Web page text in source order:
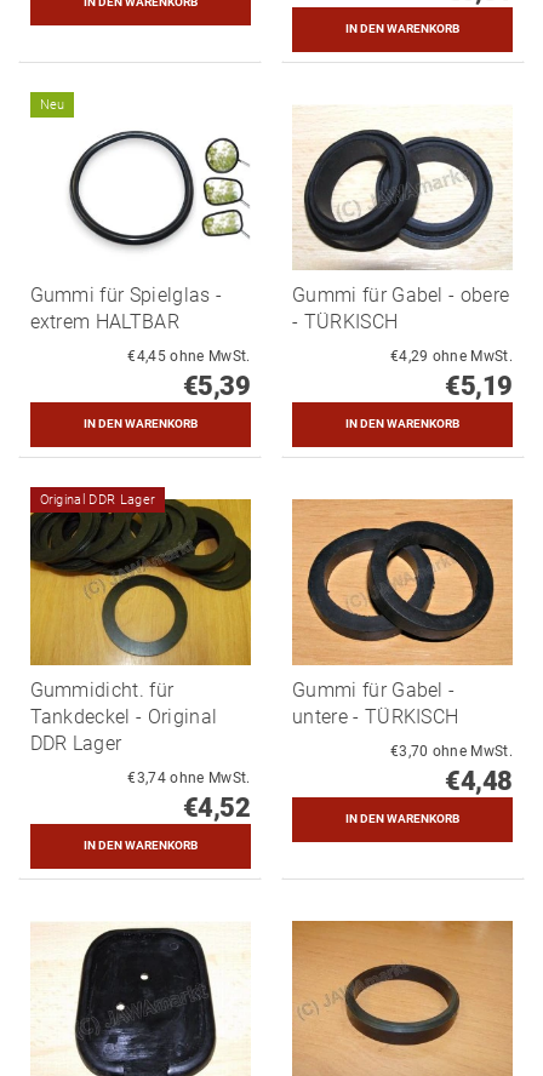
Neu
Gummi für Spielglas -
extrem HALTBAR
€4,45 ohne MwSt.
€5,39
Gummi für Gabel - obere
- TÜRKISCH
€4,29 ohne MwSt.
€5,19
Original DDR Lager
Gummidicht. für
Tankdeckel - Original
DDR Lager
€3,74 ohne MwSt.
€4,52
Gummi für Gabel -
untere - TÜRKISCH
€3,70 ohne MwSt.
€4,48